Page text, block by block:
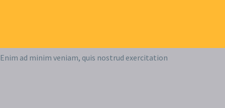
Enim ad minim veniam, quis nostrud exercitation